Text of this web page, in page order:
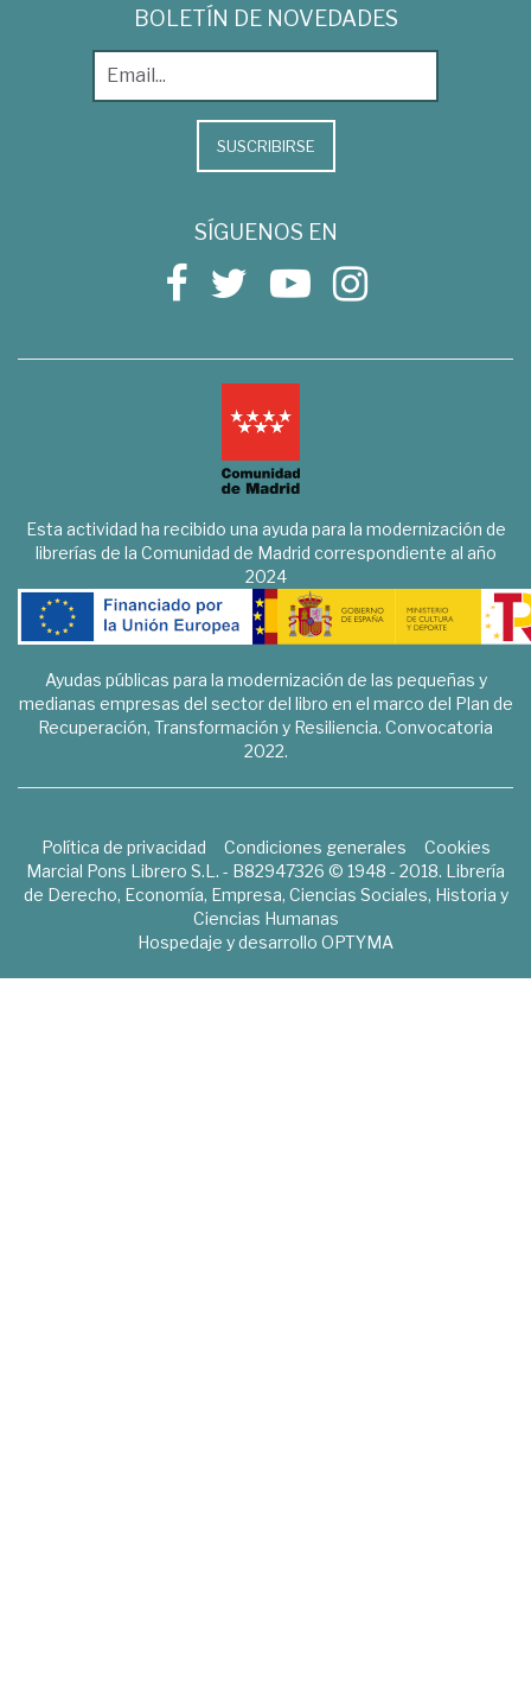
BOLETÍN DE NOVEDADES
SUSCRIBIRSE
SÍGUENOS EN
Esta actividad ha recibido una ayuda para la modernización de
librerías de la Comunidad de Madrid correspondiente al año
2024
Ayudas públicas para la modernización de las pequeñas y
medianas empresas del sector del libro en el marco del Plan de
Recuperación, Transformación y Resiliencia. Convocatoria
2022.
Política de privacidad Condiciones generales
Cookies
Marcial Pons Librero S.L. - B82947326 © 1948 - 2018. Librería
de Derecho, Economía, Empresa, Ciencias Sociales, Historia y
Ciencias Humanas
Hospedaje y desarrollo OPTYMA